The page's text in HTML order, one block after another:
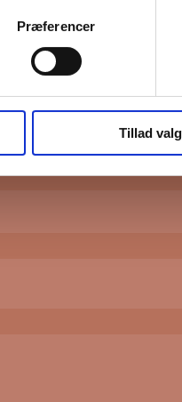
Præferencer
Tillad
der sker på
når vi sætter nye